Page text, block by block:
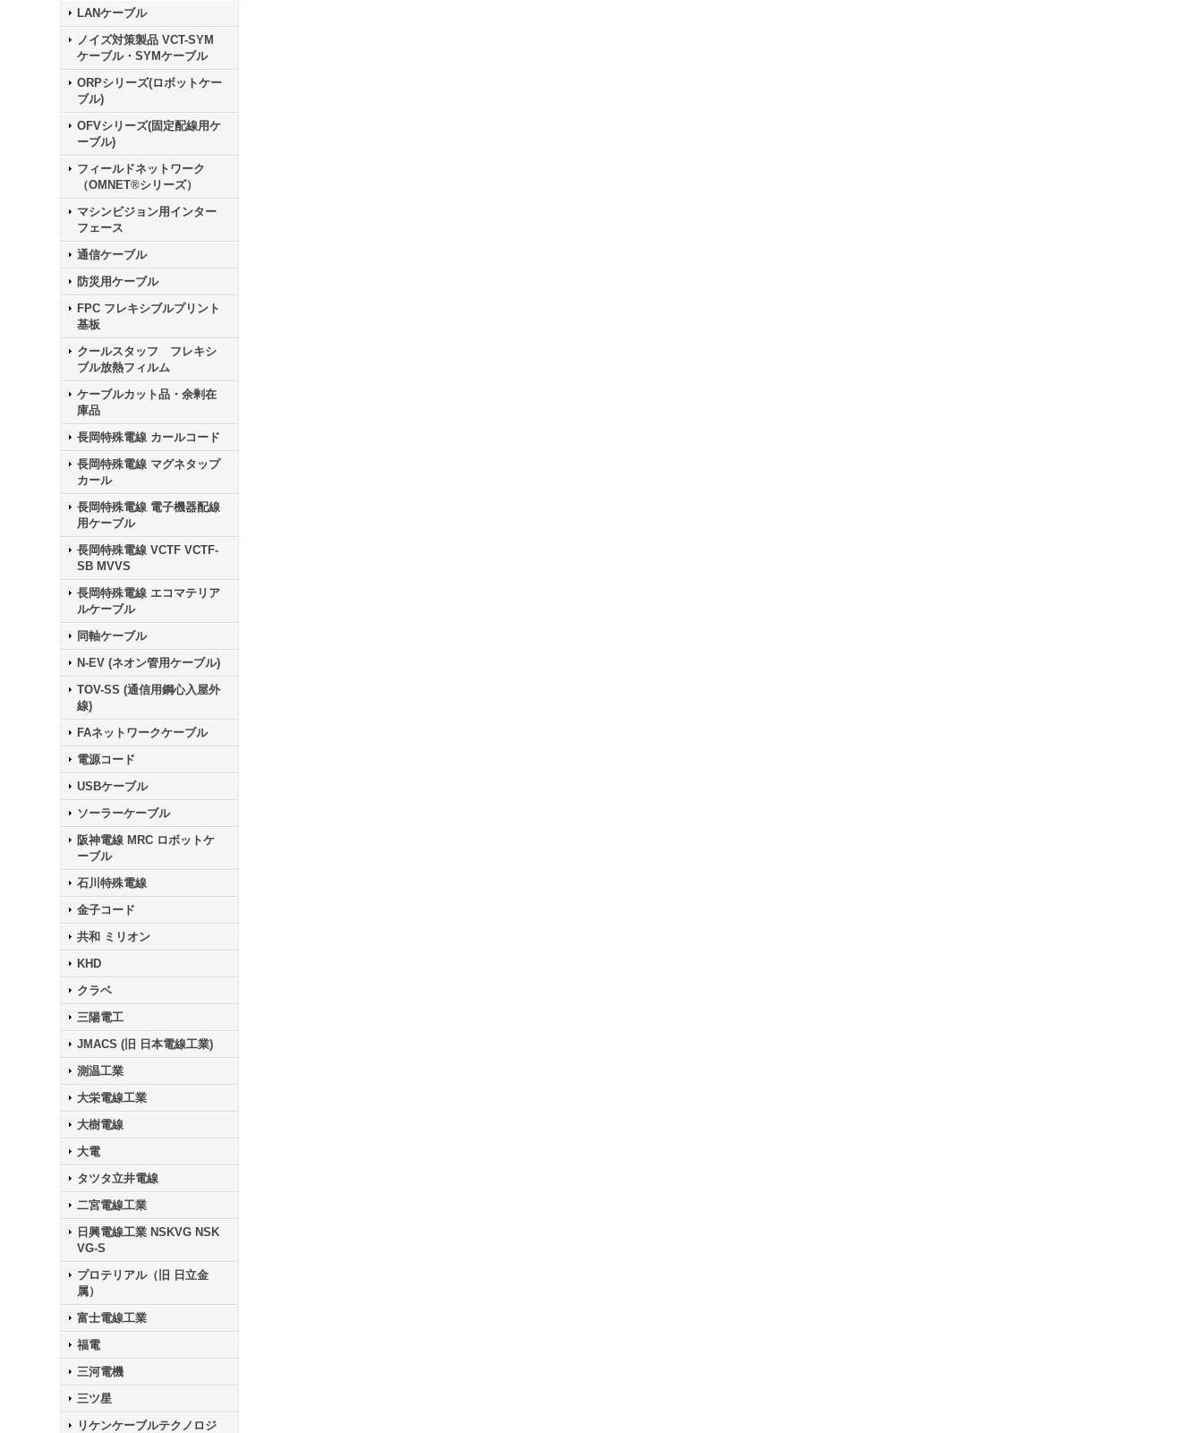
LANケーブル
ノイズ対策製品 VCT-SYM
ケーブル・SYMケーブル
ORPシリーズ(ロボットケー
ブル)
OFVシリーズ(固定配線用ケ
ーブル)
フィールドネットワーク
（OMNET®シリーズ）
マシンビジョン用インター
フェース
通信ケーブル
防災用ケーブル
FPC フレキシブルプリント
基板
クールスタッフ フレキシ
ブル放熱フィルム
ケーブルカット品・余剰在
庫品
長岡特殊電線 カールコード
長岡特殊電線 マグネタップ
カール
長岡特殊電線 電子機器配線
用ケーブル
長岡特殊電線 VCTF VCTF-
SB MVVS
長岡特殊電線 エコマテリア
ルケーブル
同軸ケーブル
N-EV (ネオン管用ケーブル)
TOV-SS (通信用鋼心入屋外
線)
FAネットワークケーブル
電源コード
USBケーブル
ソーラーケーブル
阪神電線 MRC ロボットケ
ーブル
石川特殊電線
金子コード
共和 ミリオン
KHD
クラベ
三陽電工
JMACS (旧 日本電線工業)
測温工業
大栄電線工業
大樹電線
大電
タツタ立井電線
二宮電線工業
日興電線工業 NSKVG NSK
VG-S
プロテリアル（旧 日立金
属）
富士電線工業
福電
三河電機
三ツ星
リケンケーブルテクノロジ